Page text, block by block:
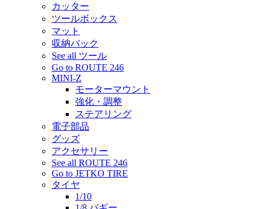
カッター
ツールボックス
マット
収納バック
See all ツール
Go to ROUTE 246
MINI-Z
モーターマウント
強化・調整
ステアリング
電子部品
グッズ
アクセサリー
See all ROUTE 246
Go to JETKO TIRE
タイヤ
1/10